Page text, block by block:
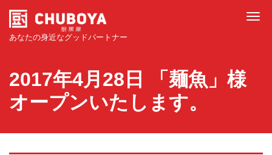
あなたの身近なグッドパートナー
2017年4月28日 「麺魚」様
オープンいたします。